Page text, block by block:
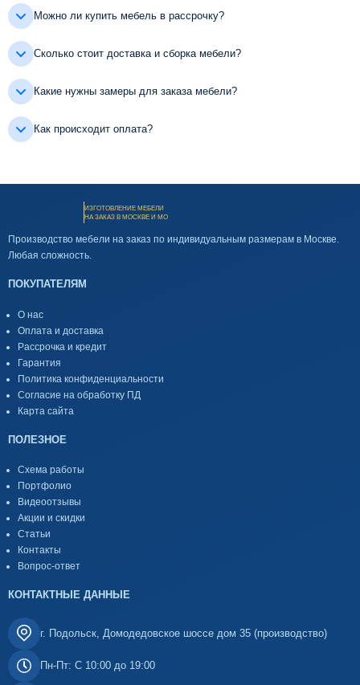
Можно ли купить мебель в рассрочку?
Сколько стоит доставка и сборка мебели?
Какие нужны замеры для заказа мебели?
Как происходит оплата?
ИЗГОТОВЛЕНИЕ МЕБЕЛИ
НА ЗАКАЗ В МОСКВЕ И МО
Производство мебели на заказ по индивидуальным размерам в Москве.
Любая сложность.
ПОКУПАТЕЛЯМ
О нас
Оплата и доставка
Рассрочка и кредит
Гарантия
Политика конфиденциальности
Согласие на обработку ПД
Карта сайта
ПОЛЕЗНОЕ
Схема работы
Портфолио
Видеоотзывы
Акции и скидки
Статьи
Контакты
Вопрос-ответ
КОНТАКТНЫЕ ДАННЫЕ
г. Подольск, Домодедовское шоссе дом 35 (производство)
Пн-Пт: С 10:00 до 19:00